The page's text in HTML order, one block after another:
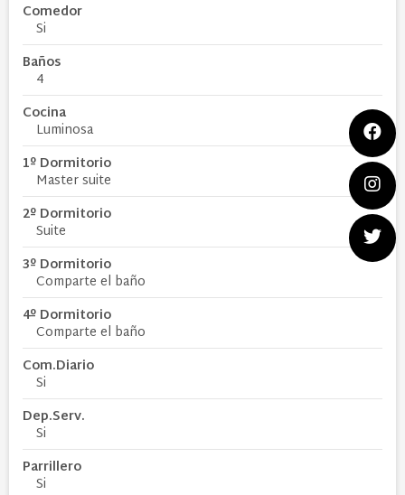
Comedor
Si
Baños
4
Cocina
Luminosa
1º Dormitorio
Master suite
2º Dormitorio
Suite
3º Dormitorio
Comparte el baño
4º Dormitorio
Comparte el baño
Com.Diario
Si
Dep.Serv.
Si
Parrillero
Si